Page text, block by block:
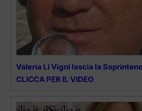
Valeria Li Vigni lascia la
CLICCA PER IL VIDEO